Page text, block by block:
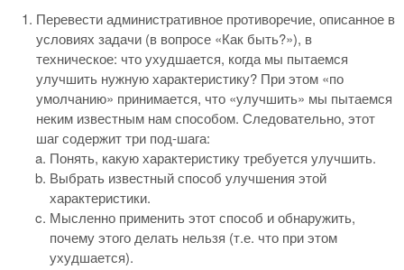
Перевести административное противоречие, описанное в
условиях задачи (в вопросе «Как быть?»), в
техническое: что ухудшается, когда мы пытаемся
улучшить нужную характеристику? При этом «по
умолчанию» принимается, что «улучшить» мы пытаемся
неким известным нам способом. Следовательно, этот
шаг содержит три под-шага:
Понять, какую характеристику требуется улучшить.
Выбрать известный способ улучшения этой
характеристики.
Мысленно применить этот способ и обнаружить,
почему этого делать нельзя (т.е. что при этом
ухудшается).